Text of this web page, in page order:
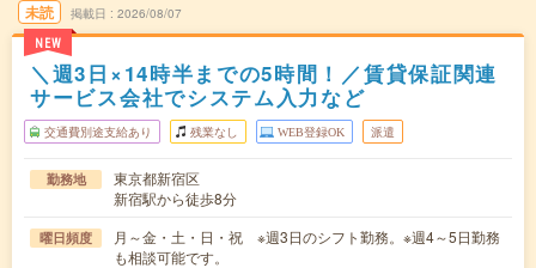
未読
NEW
掲載日 2026/08/07
＼週3日×14時半までの5時間！／賃貸保証関連
サービス会社でシステム入力など
交通費別途支給あり 残業なし WEB登録OK 派遣
勤務地
東京都新宿区
新宿駅から徒歩8分
曜日頻度
月～金・土・日・祝 ※週3日のシフト勤務。※週4～5日勤務
も相談可能です。